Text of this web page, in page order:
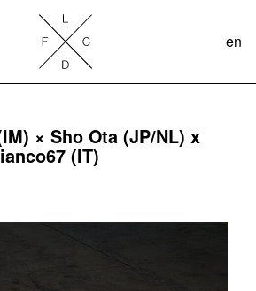
en
× Sho Ota (JP/NL) x
(IT)